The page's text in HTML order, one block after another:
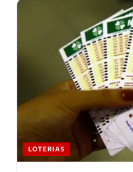
LOTERIAS